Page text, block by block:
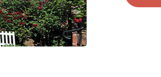
クィーン・オブ・スウェーデン